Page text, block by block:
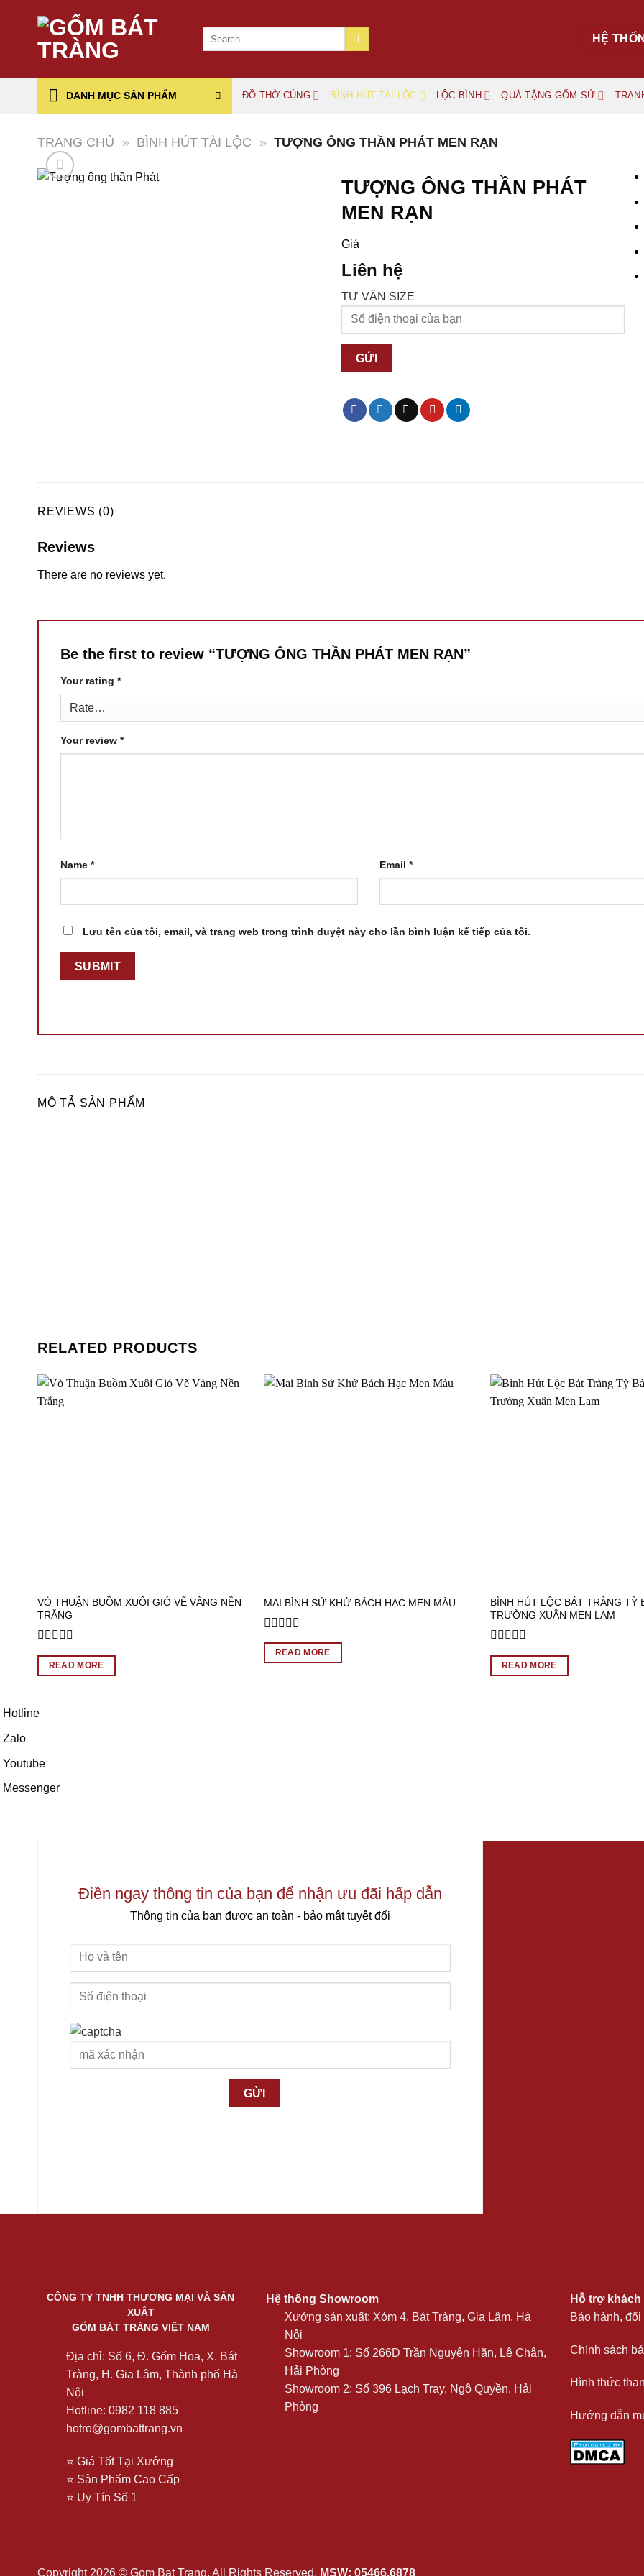
HỆ
DANH MỤC SẢN PHẨM ĐỒ THỜ CÚNG BÌNH HÚT TÀI LỘC LỘC BÌNH QUÀ TẶNG GỐM SỨ
TRANG CHỦ » BÌNH HÚT TÀI LỘC » TƯỢNG ÔNG THẦN PHÁT MEN RẠN
TƯỢNG ÔNG THẦN PHÁT
MEN RẠN
Giá
Liên hệ
TƯ VẤN SIZE
REVIEWS (0)
Reviews
There are no reviews yet.
Be the first to review “TƯỢNG ÔNG THẦN PHÁT MEN RẠN”
Your rating *
Your review *
Name * Email*
Lưu tên của tôi, email, và trang web trong trình duyệt này cho lần bình luận kế tiếp của tôi.
MÔ TẢ SẢN PHẨM
RELATED PRODUCTS
VÒ THUẬN BUỒM XUÔI GIÓ VẼ VÀNG NỀN
TRẮNG
out
READ MORE
MAI BÌNH SỨ KHỬ BÁCH HẠC MEN MÀU
Rated
out
READ MORE
BÌNH HÚT LỘC BÁT TRÀNG TỲ
TRƯỜNG XUÂN MEN LAM
out
READ MORE
Hotline
Zalo
Youtube
Messenger
Điền ngay thông tin của bạn để nhận ưu đãi hấp dẫn
Thông tin của bạn được an toàn - bảo mật tuyệt đối
CÔNG TY TNHH THƯƠNG MẠI VÀ SẢN
XUẤT
GỐM BÁT TRÀNG VIỆT NAM
Địa chỉ: Số 6, Đ. Gốm Hoa, X. Bát
Tràng, H. Gia Lâm, Thành phố Hà
Nội
Hotline: 0982 118 885
hotro@gombattrang.vn
⭐ Giá Tốt Tại Xưởng
⭐ Sản Phẩm Cao Cấp
⭐ Uy Tín Số 1
Hệ thống Showroom
Xưởng sản xuất: Xóm 4, Bát Tràng, Gia Lâm, Hà
Nội
Showroom 1: Số 266D Trần Nguyên Hãn, Lê Chân,
Hải Phòng
Showroom 2: Số 396 Lạch Tray, Ngô Quyền, Hải
Phòng
Hỗ trợ khách
Bảo hành, đổi
Chính sách
Hình thức
Hướng dẫn
Copyright 2026 © Gom Bat Trang. All Rights Reserved. MSW: 05466.6878